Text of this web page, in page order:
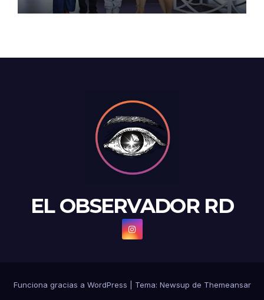
EL OBSERVADOR RD
Funciona gracias a WordPress Tema: Newsup de Themeansar